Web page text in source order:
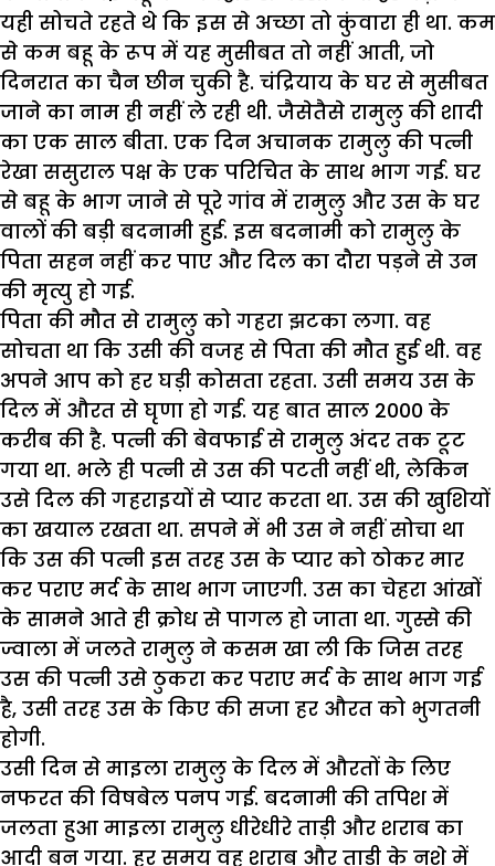
यही सोचते रहते थे कि इस से अच्छा तो कुंवारा ही था. कम
से कम बहू के रूप में यह मुसीबत तो नहीं आती, जो
दिनरात का चैन छीन चुकी है. चंद्रियाय के घर से मुसीबत
जाने का नाम ही नहीं ले रही थी. जैसेतैसे रामुलु की शादी
का एक साल बीता. एक दिन अचानक रामुलु की पत्नी
रेखा ससुराल पक्ष के एक परिचित के साथ भाग गई. घर
से बहू के भाग जाने से पूरे गांव में रामुलु और उस के घर
वालों की बड़ी बदनामी हुई. इस बदनामी को रामुलु के
पिता सहन नहीं कर पाए और दिल का दौरा पड़ने से उन
की मृत्यु हो गई.
पिता की मौत से रामुलु को गहरा झटका लगा. वह
सोचता था कि उसी की वजह से पिता की मौत हुई थी. वह
अपने आप को हर घड़ी कोसता रहता. उसी समय उस के
दिल में औरत से घृणा हो गई. यह बात साल 2000 के
करीब की है. पत्नी की बेवफाई से रामुलु अंदर तक टूट
गया था. भले ही पत्नी से उस की पटती नहीं थी, लेकिन
उसे दिल की गहराइयों से प्यार करता था. उस की खुशियों
का खयाल रखता था. सपने में भी उस ने नहीं सोचा था
कि उस की पत्नी इस तरह उस के प्यार को ठोकर मार
कर पराए मर्द के साथ भाग जाएगी. उस का चेहरा आंखों
के सामने आते ही क्रोध से पागल हो जाता था. गुस्से की
ज्वाला में जलते रामुलु ने कसम खा ली कि जिस तरह
उस की पत्नी उसे ठुकरा कर पराए मर्द के साथ भाग गई
है, उसी तरह उस के किए की सजा हर औरत को भुगतनी
होगी.
उसी दिन से माइला रामुलु के दिल में औरतों के लिए
नफरत की विषबेल पनप गई. बदनामी की तपिश में
जलता हुआ माइला रामुलु धीरेधीरे ताड़ी और शराब का
आदी बन गया. हर समय वह शराब और ताड़ी के नशे में